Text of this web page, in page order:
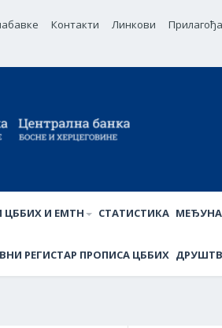
Контакти Линкови
ЦББИХ И ЕМТН СТАТИСТИКА
РЕГИСТАР ПРОПИСА ЦББИХ